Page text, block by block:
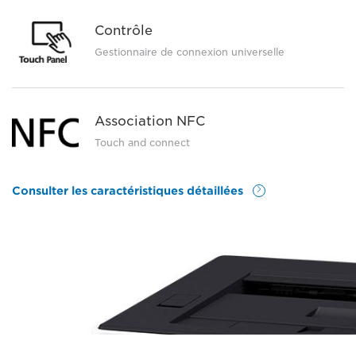
Contrôle
Gestionnaire de connexion universelle
Association NFC
Touch and connect
Consulter les caractéristiques détaillées